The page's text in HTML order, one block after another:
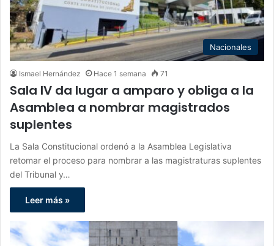
Nacionales
Ismael Hernández Hace 1 semana 71
Sala IV da lugar a amparo y obliga a la
Asamblea a nombrar magistrados
suplentes
La Sala Constitucional ordenó a la Asamblea Legislativa
retomar el proceso para nombrar a las magistraturas suplentes
del Tribunal y…
Leer más »